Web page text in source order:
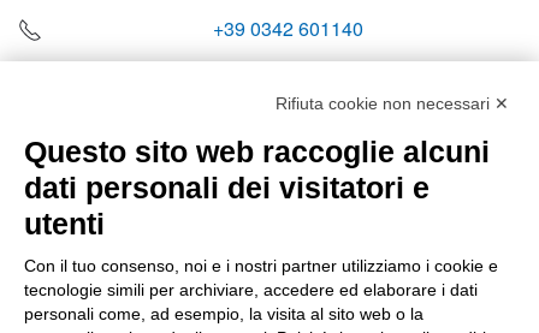
+39 0342 601140
Orari di apertura
Sabato
Rifiuta cookie non necessari ✕
Questo sito web raccoglie alcuni
dati personali dei visitatori e
utenti
Con il tuo consenso, noi e i nostri partner utilizziamo i cookie e
tecnologie simili per archiviare, accedere ed elaborare i dati
personali come, ad esempio, la visita al sito web o la